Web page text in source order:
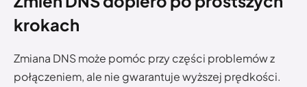
krokach
Zmiana DNS może pomóc przy części problemów z
połączeniem, ale nie gwarantuje wyższej prędkości.